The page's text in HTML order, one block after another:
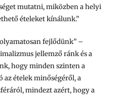
mutatni, miközben a helyi
ételeket kínálunk.”
fejlődünk” –
jellemző ránk és a
hogy minden szinten a
az ételek minőségéről, a
mindezt azért, hogy a